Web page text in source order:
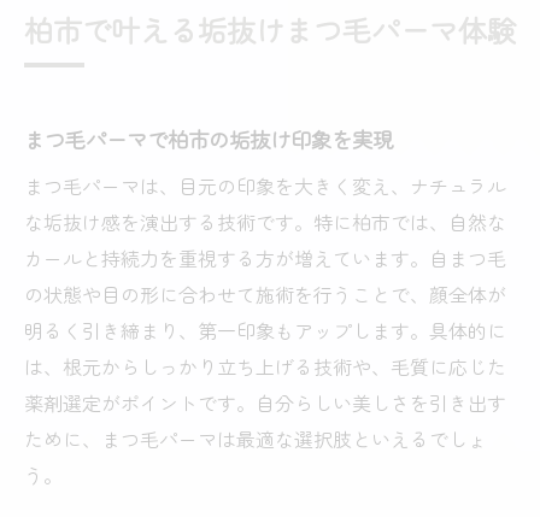
柏駅近くで選ぶ垢抜けまつ毛パーマの特徴
まつ毛パーマで目元が垢抜ける理由を解説
垢抜けた印象に変わるまつ毛パーマの効果
まつ毛パーマで目元美人になる仕組み
まつ毛パーマとアイメイクの相乗効果の魅
力
柏市のまつ毛パーマで自信のある目元へ
垢抜けたいなら注目のまつ毛パーマ技術
最新まつ毛パーマ技術で垢抜けを実現
柏市で叶える垢抜けまつ毛パーマ体験
まつ毛パーマで柏市の垢抜け印象を実現
まつ毛パーマは、目元の印象を大きく変え、ナチュラル
な垢抜け感を演出する技術です。特に柏市では、自然な
カールと持続力を重視する方が増えています。自まつ毛
の状態や目の形に合わせて施術を行うことで、顔全体が
明るく引き締まり、第一印象もアップします。具体的に
は、根元からしっかり立ち上げる技術や、毛質に応じた
薬剤選定がポイントです。自分らしい美しさを引き出す
ために、まつ毛パーマは最適な選択肢といえるでしょ
う。